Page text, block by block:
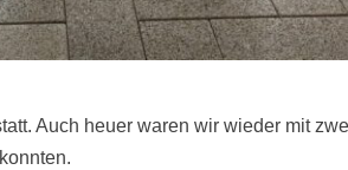
Auch heuer waren wir wieder mit